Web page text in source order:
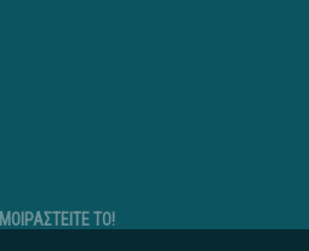
ΜΟΙΡΑΣΤΕΙΤΕ ΤΟ!